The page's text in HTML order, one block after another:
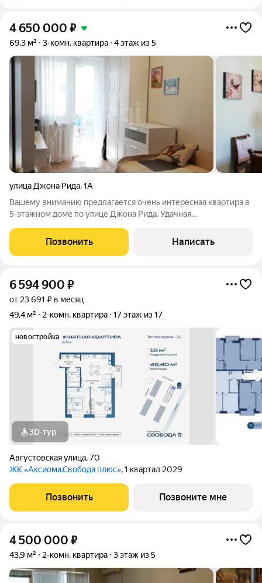
4 650 000 ₽
69,3 м² 3-комн. квартира 4 этаж из 5
улица Джона Рида,1А
Вашему вниманию предлагается очень интересная квартира в
5-этажном доме по улице Джона Рида. Удачная
кухню и часть лоджии, в результате чего мы имеем очень
просторную, светлую и функциональную
Позвонить Написать
6 594 900 ₽
от 23 691 ₽ в месяц
49,4 м²
2-комн. квартира 17 этаж из 17
новостройка
3D-тур
Августовская улица,70
ЖК «Аксиома.Свобода плюс», 1 квартал 2029
Позвонить Позвоните мне
4 500 000 ₽
43,9 м² 2-комн. квартира 3 этаж из 5